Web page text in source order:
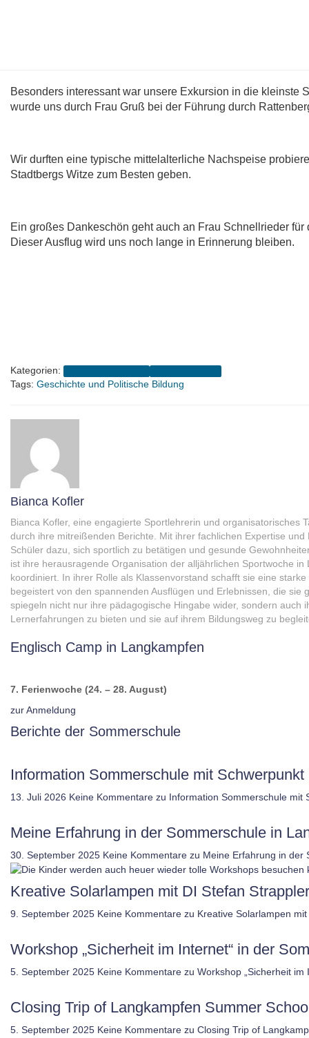
Besonders interessant war unsere Exkursion in die kleinste
wurde uns durch Frau Gruß bei der Führung durch
Wir durften eine typische mittelalterliche Nachspeise
Stadtbergs Witze zum Besten geben.
Ein großes Dankeschön geht auch an Frau Schnellrieder
Dieser Ausflug wird uns noch lange in Erinnerung bleiben.
Kategorien:
Tags: Geschichte und Politische Bildung
Bianca Kofler
Bianca Kofler, eine engagierte Sportlehrerin und organisatorisches
durch ihre mitreißenden Berichte. Mit ihrer fachlichen Expertise
Schüler dazu, sich sportlich zu betätigen und gesunde
ist ihre herausragende Organisation der alljährlichen Sportwoche
koordiniert. In ihrer Rolle als Klassenvorstand schafft sie eine
begeistert von den spannenden Ausflügen und Erlebnissen, die sie
spiegeln nicht nur ihre pädagogische Hingabe wider, sondern auch
Lernerfahrungen zu bieten und sie auf ihrem Bildungsweg zu
Englisch Camp in Langkampfen
7. Ferienwoche (24. – 28. August)
zur Anmeldung
Berichte der Sommerschule
Information Sommerschule mit
13. Juli 2026 Keine Kommentare zu Information Sommerschule
Meine Erfahrung in der Sommerschule in
30. September 2025 Keine Kommentare zu Meine Erfahrung in der
Kreative Solarlampen mit DI Stefan
9. September 2025 Keine Kommentare zu Kreative Solarlampen
Workshop „Sicherheit im Internet“ in der
5. September 2025 Keine Kommentare zu Workshop „Sicherheit
Closing Trip of Langkampfen Summer
5. September 2025 Keine Kommentare zu Closing Trip of